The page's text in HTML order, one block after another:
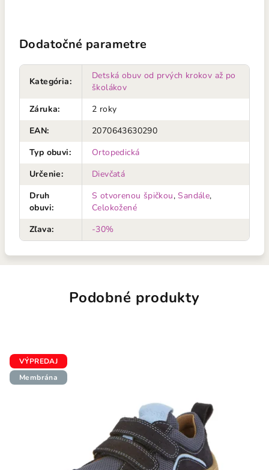
Dodatočné parametre
Kategória:
Detská obuv od prvých krokov až po
školákov
Záruka:
2 roky
EAN:
2070643630290
Typ obuvi:
Ortopedická
Určenie:
Dievčatá
Druh
obuvi:
S otvorenou špičkou,Sandále,
Celokožené
Zľava: -30%
Podobné produkty
VÝPREDAJ
Membrána